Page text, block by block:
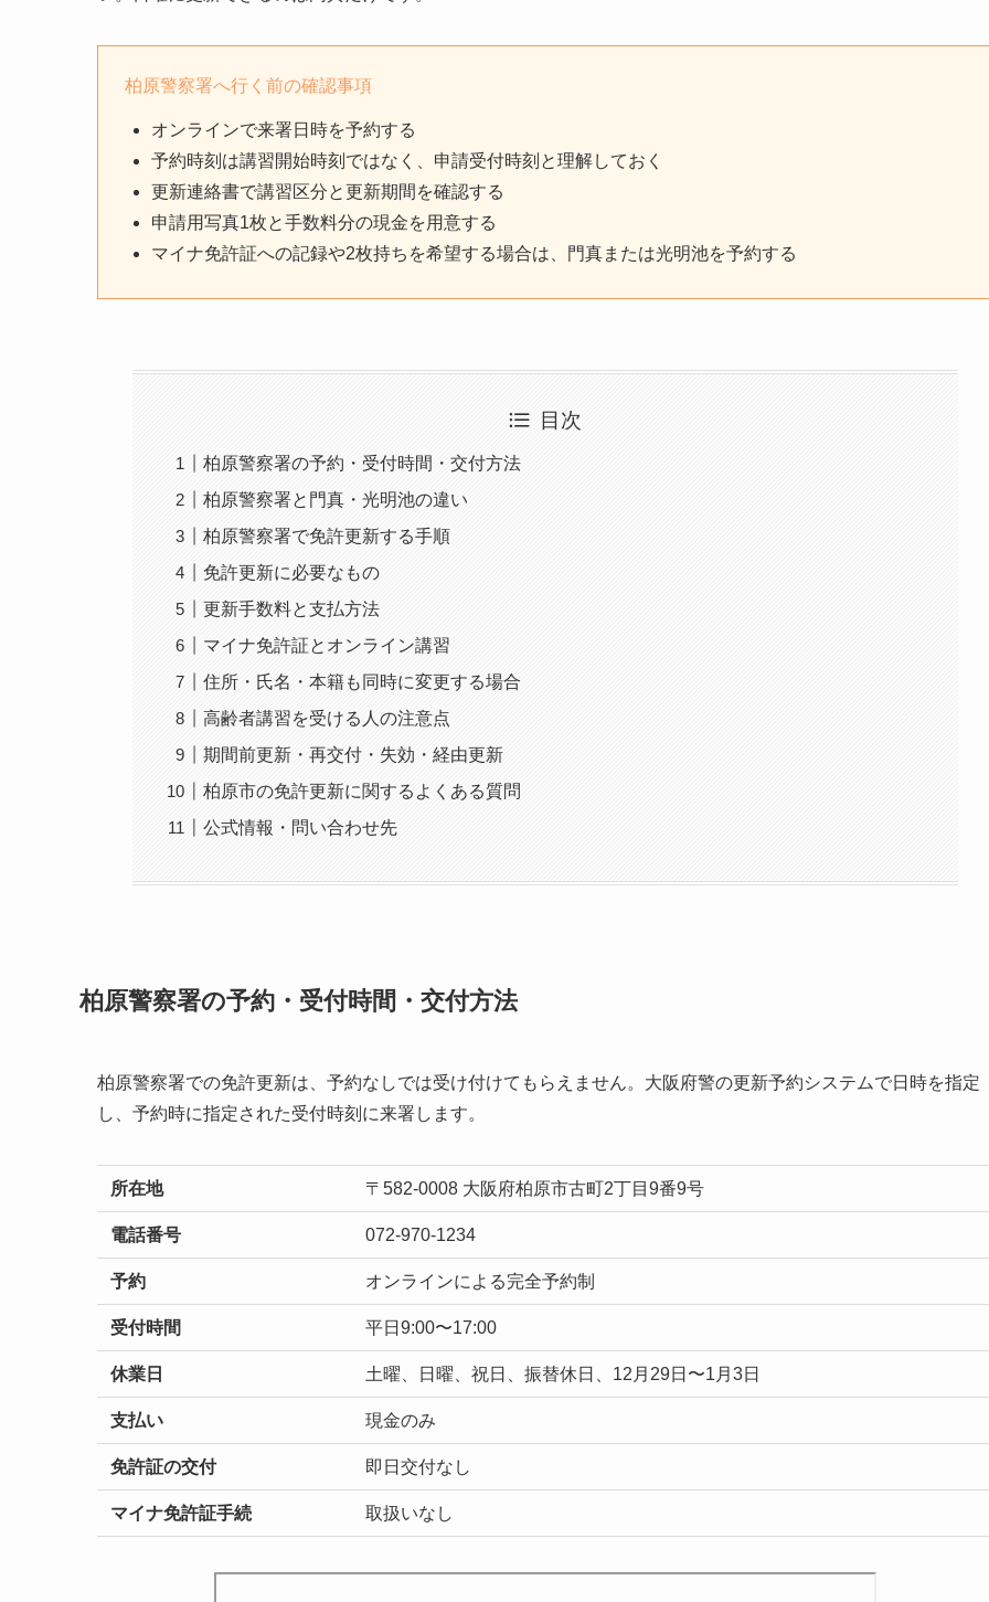
柏原警察署へ行く前の確認事項
オンラインで来署日時を予約する
予約時刻は講習開始時刻ではなく、申請受付時刻と理解しておく
更新連絡書で講習区分と更新期間を確認する
申請用写真1枚と手数料分の現金を用意する
マイナ免許証への記録や2枚持ちを希望する場合は、門真または光明池を予約する
目次
柏原警察署の予約・受付時間・交付方法
柏原警察署と門真・光明池の違い
柏原警察署で免許更新する手順
免許更新に必要なもの
更新手数料と支払方法
マイナ免許証とオンライン講習
住所・氏名・本籍も同時に変更する場合
高齢者講習を受ける人の注意点
期間前更新・再交付・失効・経由更新
柏原市の免許更新に関するよくある質問
公式情報・問い合わせ先
柏原警察署の予約・受付時間・交付方法
柏原警察署での免許更新は、予約なしでは受け付けてもらえません。大阪府警の更新予約システムで日時を指定
し、予約時に指定された受付時刻に来署します。
所在地 〒582-0008 大阪府柏原市古町2丁目9番9号
電話番号 072-970-1234
予約 オンラインによる完全予約制
受付時間 平日9:00〜17:00
休業日 土曜、日曜、祝日、振替休日、12月29日〜1月3日
支払い 現金のみ
免許証の交付 即日交付なし
マイナ免許証手続 取扱いなし